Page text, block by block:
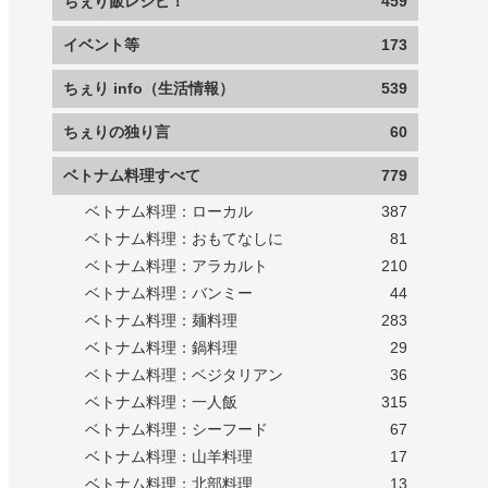
イベント等 173
ちぇり info（生活情報） 539
ちぇりの独り言 60
ベトナム料理すべて 779
ベトナム料理：ローカル
387
ベトナム料理：おもてなしに
81
ベトナム料理：アラカルト
210
ベトナム料理：バンミー
44
ベトナム料理：麺料理
283
ベトナム料理：鍋料理
29
ベトナム料理：ベジタリアン
36
ベトナム料理：一人飯
315
ベトナム料理：シーフード
67
ベトナム料理：山羊料理
17
ベトナム料理：北部料理
13